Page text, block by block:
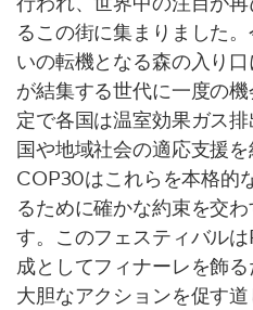
るこの街に集まりました
いの転機となる森の入り
が結集する世代に一度の
定で各国は温室効果ガス
国や地域社会の適応支援を
COP30はこれらを本格的
るために確かな約束を交
す。このフェスティバル
成としてフィナーレを飾
大胆なアクションを促す道